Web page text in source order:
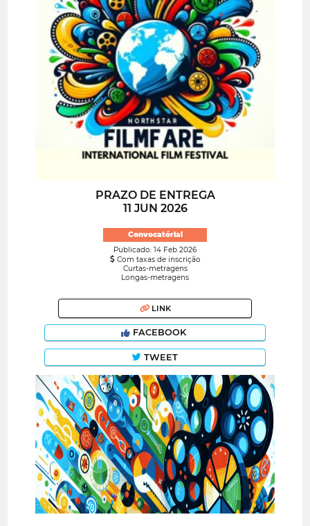
PRAZO DE ENTREGA
11 JUN 2026
Convocatória!
Publicado: 14 Feb 2026
Com taxas de inscrição
Curtas-metragens
Longas-metragens
LINK
FACEBOOK
TWEET